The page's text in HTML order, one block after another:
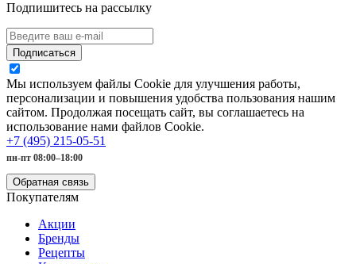
Подпишитесь на рассылку
Подписаться
Мы используем файлы Cookie для улучшения работы,
персонализации и повышения удобства пользования нашим
сайтом. Продолжая посещать сайт, вы соглашаетесь на
использование нами файлов Cookie.
+7 (495) 215-05-51
пн-пт 08:00–18:00
Обратная связь
Покупателям
Акции
Бренды
Рецепты